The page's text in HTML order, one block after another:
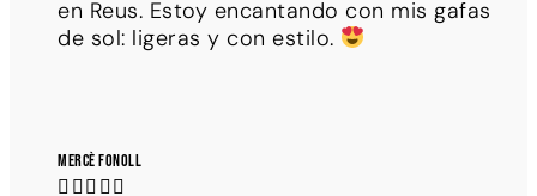
en Reus. Estoy encantando con mis gafas
de sol: ligeras y con estilo.
Mercè Fonoll
    